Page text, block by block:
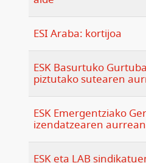
ESI Araba: kortijoa
ESK Basurtuko
piztutako sutearen
ESK Emergentziako
izendatzearen aurrean
ESK eta LAB